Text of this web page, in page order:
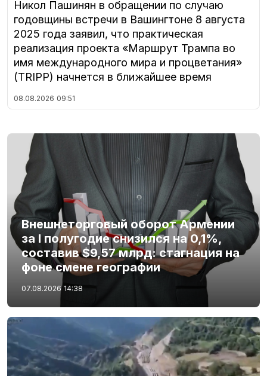
Никол Пашинян в обращении по случаю
годовщины встречи в Вашингтоне 8 августа
2025 года заявил, что практическая
реализация проекта «Маршрут Трампа во
имя международного мира и процветания»
(TRIPP) начнется в ближайшее время
08.08.2026 09:51
Внешнеторговый оборот Армении
за I полугодие снизился на 0,1%,
составив $9,57 млрд: стагнация на
фоне смене географии
07.08.2026 14:38